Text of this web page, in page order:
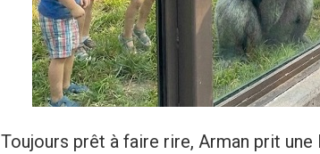
Toujours prêt à faire rire, Arman prit